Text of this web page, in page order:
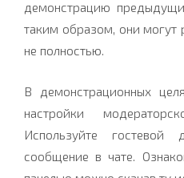
демонстрацию
таким образом, они могут
не полностью.
В демонстрационных
настройки
Используйте гостевой
сообщение в чате.